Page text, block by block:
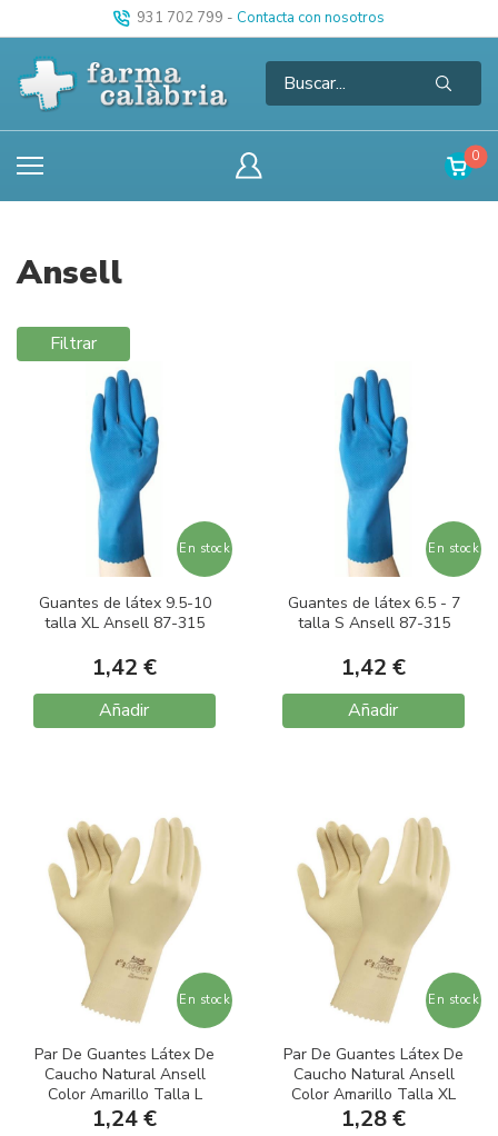
931 702 799 - Contacta con nosotros
0
Ansell
Filtrar
En stock
Guantes de látex 9.5-10
talla XL Ansell 87-315
1,42 €
Añadir
En stock
Guantes de látex 6.5 - 7
talla S Ansell 87-315
1,42 €
Añadir
En stock
Par De Guantes Látex De
Caucho Natural Ansell
Color Amarillo Talla L
8.5-9
1,24 €
En stock
Par De Guantes Látex De
Caucho Natural Ansell
Color Amarillo Talla XL
(9.5-10)
1,28 €